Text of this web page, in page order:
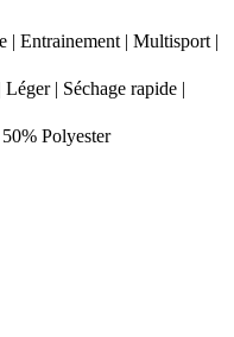
| Entrainement | Multisport |
Léger| Séchage rapide |
Polyester